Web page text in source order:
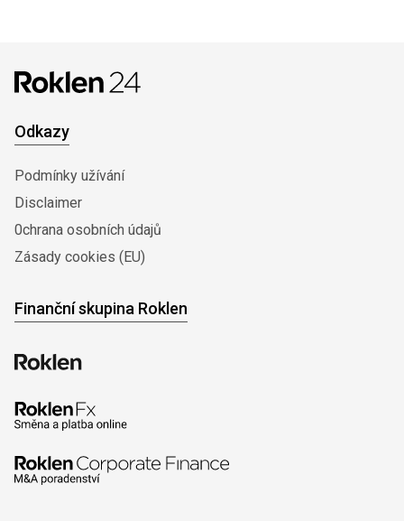
Odkazy
Podmínky užívání
Disclaimer
0chrana osobních údajů
Zásady cookies (EU)
Finanční skupina Roklen